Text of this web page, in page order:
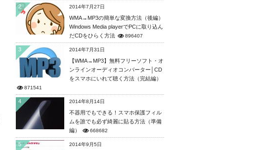
2 2014年7月27日
WMA→MP3の簡単な変換方法（後編）
Windows Media playerでPCに取り込ん
だCDをひらく方法
896407
3 2014年7月31日
【WMA→MP3】無料フリーソフト・オ
ンラインオーディオコンバーター│CD
をスマホにいれて聴く方法（完結編）
871541
4 2014年8月14日
不器用でもできる！スマホ保護フィル
ムを誰でも必ず綺麗に貼る方法（準備
編）
668682
5 2014年9月5日